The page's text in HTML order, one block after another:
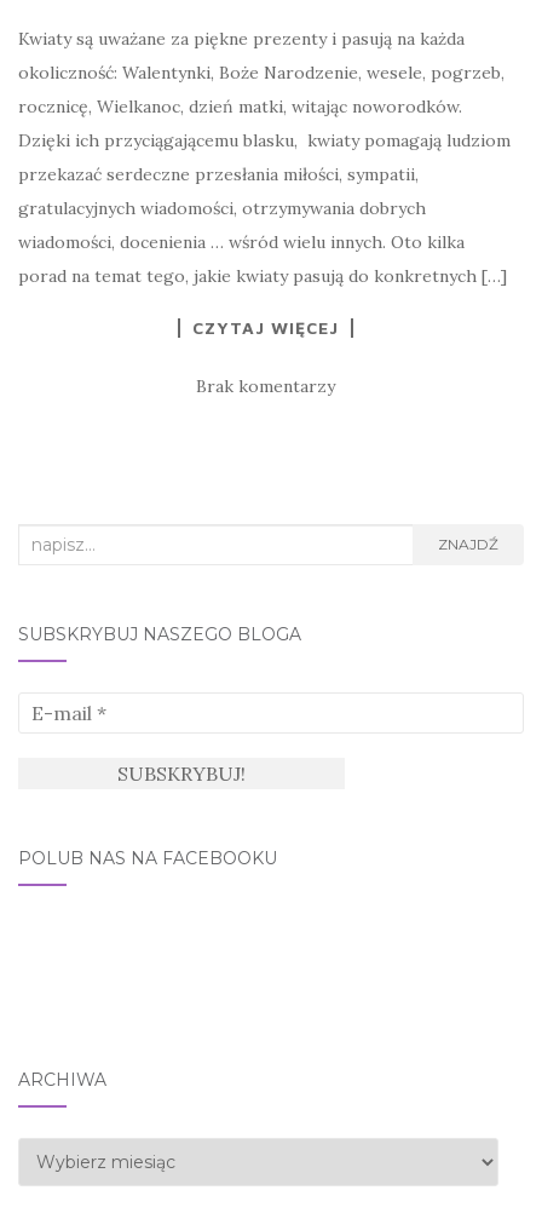
Kwiaty są uważane za piękne prezenty i pasują na każda
okoliczność: Walentynki, Boże Narodzenie, wesele, pogrzeb,
rocznicę, Wielkanoc, dzień matki, witając noworodków.
Dzięki ich przyciągającemu blasku, kwiaty pomagają ludziom
przekazać serdeczne przesłania miłości, sympatii,
gratulacyjnych wiadomości, otrzymywania dobrych
wiadomości, docenienia … wśród wielu innych. Oto kilka
porad na temat tego, jakie kwiaty pasują do konkretnych […]
CZYTAJ WIĘCEJ
Brak komentarzy
Search
ZNAJDŹ
SUBSKRYBUJ NASZEGO BLOGA
POLUB NAS NA FACEBOOKU
ARCHIWA
Archiwa